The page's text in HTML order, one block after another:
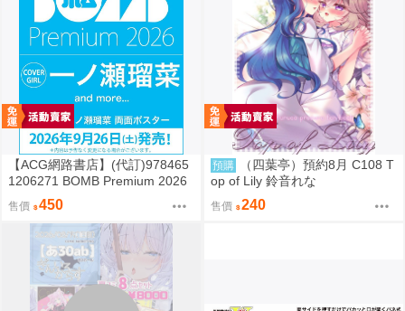
【ACG網路書店】(代訂)978465
1206271 BOMB Premium 2026
封面:一ノ瀬瑠菜 附:雙面海報
售價 450
預購
（四葉亭）預約8月 C108 T
op of Lily 鈴音れな
售價 240